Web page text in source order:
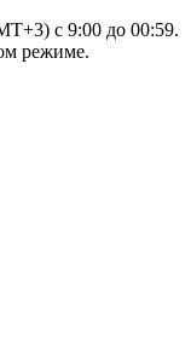
c 9:00 до 00:59.
режиме.